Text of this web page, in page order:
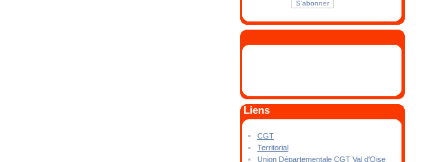
Liens
CGT
Territorial
Union Départementale CGT Val d'Oise